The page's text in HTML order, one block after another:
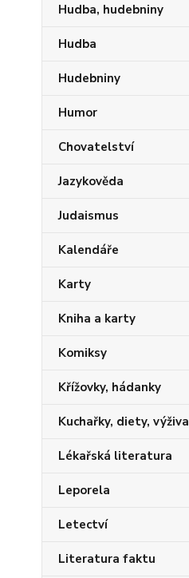
Hudba, hudebniny
Hudba
Hudebniny
Humor
Chovatelství
Jazykověda
Judaismus
Kalendáře
Karty
Kniha a karty
Komiksy
Křížovky, hádanky
Kuchařky, diety, výživa
Lékařská literatura
Leporela
Letectví
Literatura faktu